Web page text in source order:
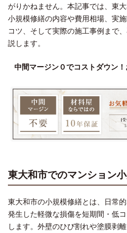
がりかねません。本記事では、東
小規模修繕の内容や費用相場、実
コツ、そして実際の施工事例まで
説します。
中間マージン０でコストダウン
東大和市でのマンション
東大和市の小規模修繕とは、日常
発生した軽微な損傷を短期間・低
します。外壁のひび割れや塗膜剥